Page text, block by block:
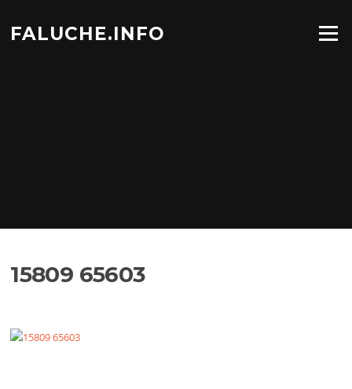
contenu
FALUCHE.INFO Menu
15809 65603